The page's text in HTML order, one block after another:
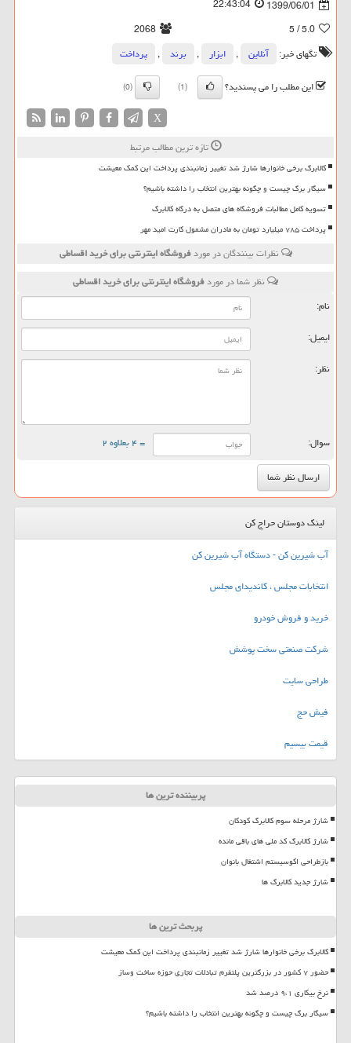
1399/06/01
22:43:04
5.0
/ 5
2068
تگهای خبر:
آنلاین , ابزار , برند ,
پرداخت
این مطلب را می پسندید؟
(1)
(0)
X
تازه ترین مطالب مرتبط
کالابرگ برخی خانوارها شارژ شد تغییر زمانبندی پرداخت این کمک معیشت
سیگار برگ چیست و چگونه بهترین انتخاب را داشته باشیم؟
تسویه کامل مطالبات فروشگاه های متصل به درگاه کالابرگ
پرداخت ۷۸۵ میلیارد تومان به مادران مشمول کارت امید مهر
نظرات بینندگان در موردفروشگاه اینترنتی برای خرید اقساطی
نظر شما در موردفروشگاه اینترنتی برای خرید اقساطی
نام:
ایمیل:
نظر:
سوال: = ۴ بعلاوه ۲
لینک دوستان حراج کن
آب شیرین کن - دستگاه آب شیرین کن
انتخابات مجلس ، کاندیدای مجلس
خرید و فروش خودرو
شرکت صنعتی سخت پوشش
طراحی سایت
فیش حج
قیمت بیسیم
پربیننده ترین ها
شارژ مرحله سوم کالابرگ کودکان
شارژ کالابرگ کد ملی های باقی مانده
بازطراحی اکوسیستم اشتغال بانوان
شارژ جدید کالابرگ ها
پربحث ترین ها
کالابرگ برخی خانوارها شارژ شد تغییر زمانبندی پرداخت این کمک معیشت
حضور ۷ کشور در بزرگترین پلتفرم تبادلات تجاری حوزه ساخت وساز
نرخ بیکاری ۹،۱ درصد شد
سیگار برگ چیست و چگونه بهترین انتخاب را داشته باشیم؟